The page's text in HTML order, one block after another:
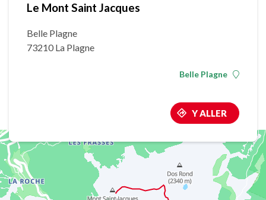
Le Mont Saint Jacques
Belle Plagne
73210 La Plagne
Belle Plagne
Y ALLER